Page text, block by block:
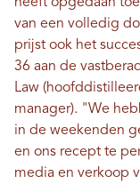
van een volledig
prijst ook het
36 aan de
Law
manager). "We
in de weekenden
en ons recept te
media en verkoop